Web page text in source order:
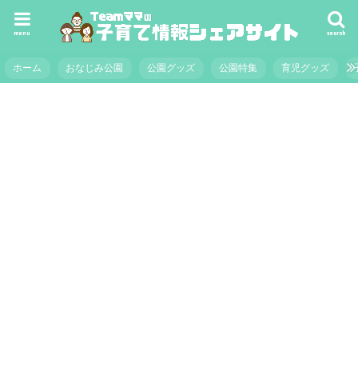
search
menu
ホーム おなじみ公園 公園グッズ 公園特集 育児グッズ